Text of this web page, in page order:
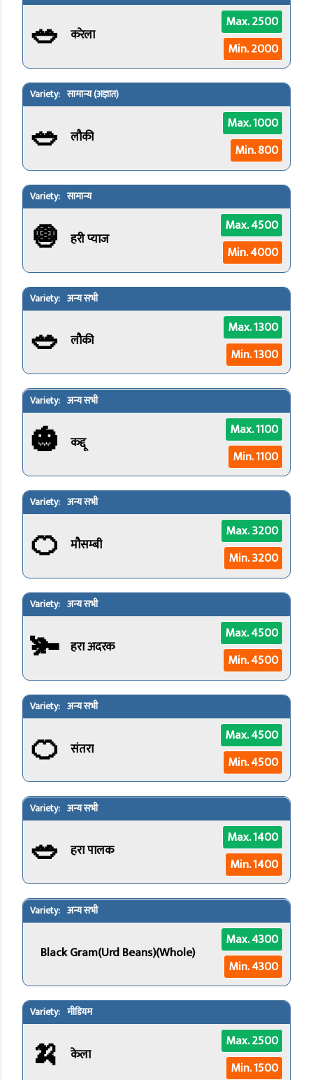
🥗 करेला
Max. 2500
Min. 2000
सामान्य (अज्ञात)
🥗 लौकी
Max. 1000
Min. 800
सामान्य
🧅 हरी प्याज
Max. 4500
Min. 4000
अन्य सभी
🥗 लौकी
Max. 1300
Min. 1300
अन्य सभी
🎃 कद्दू
Max. 1100
Min. 1100
अन्य सभी
🍊 मौसम्बी
Max. 3200
Min. 3200
अन्य सभी
🫚 हरा अदरक
Max. 4500
Min. 4500
अन्य सभी
🍊 संतरा
Max. 4500
Min. 4500
अन्य सभी
🥗 हरा पालक
Max. 1400
Min. 1400
अन्य सभी
Black Gram(Urd Beans)(Whole)
Max. 4300
Min. 4300
मीडियम
🍌 केला
Max. 2500
Min. 1500